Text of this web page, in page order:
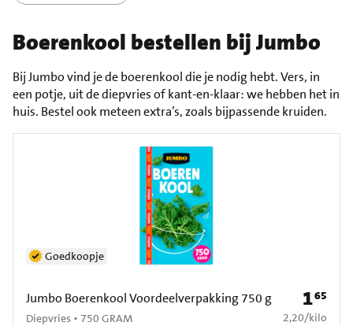
Boerenkool bestellen bij Jumbo
Bij Jumbo vind je de boerenkool die je nodig hebt. Vers, in
een potje, uit de diepvries of kant-en-klaar: we hebben het in
huis. Bestel ook meteen extra’s, zoals bijpassende kruiden.
Jumbo Boerenkool Voordeelverpakking 750 g
Diepvries • 750 GRAM
Goedkoopje
Prijs: €
165
€ 2,20 per kilo
2,20/kilo